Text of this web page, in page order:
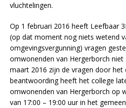
vluchtelingen.
Op 1 februari 2016 heeft Leefbaar
(op dat moment nog niets wetend
omgevingsvergunning) vragen
omwonenden van Hergerborch niet
maart 2016 zijn de vragen door het
beantwoording heeft het college
omwonenden van Hergerborch op
van 17:00 – 19:00 uur in het